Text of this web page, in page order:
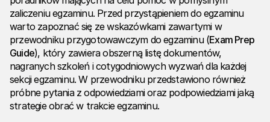
zaliczeniu egzaminu. Przed przystąpieniem do egzaminu
warto zapoznać się ze wskazówkami zawartymi w
przewodniku przygotowawczym do egzaminu (Exam Prep
Guide), który zawiera obszerną listę dokumentów,
nagranych szkoleń i cotygodniowych wyzwań dla każdej
sekcji egzaminu. W przewodniku przedstawiono również
próbne pytania z odpowiedziami oraz podpowiedziami jaką
strategie obrać w trakcie egzaminu.